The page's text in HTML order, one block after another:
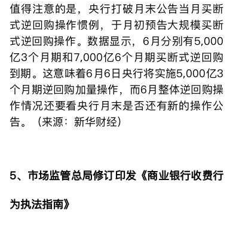
值得注意的是，央行打破月末公告当月买断
式逆回购操作惯例，于月初预告大规模买断
式逆回购操作。数据显示，6月分别有5,000
亿3个月期和7,000亿6个月期买断式逆回购
到期。这意味着6月6日央行将实施5,000亿3
个月期逆回购加量操作，而6月整体逆回购操
作情况还要看央行月末是否还有新的操作公
告。（来源：新华财经）
5、市场监管总局修订印发《商业银行收费行
为执法指南》